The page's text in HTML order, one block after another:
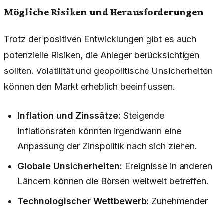
Mögliche Risiken und Herausforderungen
Trotz der positiven Entwicklungen gibt es auch
potenzielle Risiken, die Anleger berücksichtigen
sollten. Volatilität und geopolitische Unsicherheiten
können den Markt erheblich beeinflussen.
Inflation und Zinssätze: Steigende
Inflationsraten könnten irgendwann eine
Anpassung der Zinspolitik nach sich ziehen.
Globale Unsicherheiten: Ereignisse in anderen
Ländern können die Börsen weltweit betreffen.
Technologischer Wettbewerb: Zunehmender